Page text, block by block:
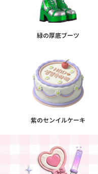
緑の厚底ブーツ
紫のセンイルケーキ